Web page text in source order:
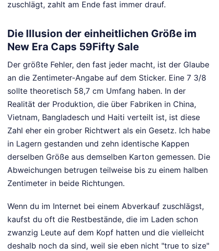
zuschlägt, zahlt am Ende fast immer drauf.
Die Illusion der einheitlichen Größe im
New Era Caps 59Fifty Sale
Der größte Fehler, den fast jeder macht, ist der Glaube
an die Zentimeter-Angabe auf dem Sticker. Eine 7 3/8
sollte theoretisch 58,7 cm Umfang haben. In der
Realität der Produktion, die über Fabriken in China,
Vietnam, Bangladesch und Haiti verteilt ist, ist diese
Zahl eher ein grober Richtwert als ein Gesetz. Ich habe
in Lagern gestanden und zehn identische Kappen
derselben Größe aus demselben Karton gemessen. Die
Abweichungen betrugen teilweise bis zu einem halben
Zentimeter in beide Richtungen.
Wenn du im Internet bei einem Abverkauf zuschlägst,
kaufst du oft die Restbestände, die im Laden schon
zwanzig Leute auf dem Kopf hatten und die vielleicht
deshalb noch da sind, weil sie eben nicht "true to size"